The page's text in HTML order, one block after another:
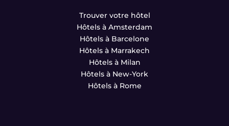
Trouver votre hôtel
Hôtels à Amsterdam
Hôtels à Barcelone
Hôtels à Marrakech
Hôtels à Milan
Hôtels à New-York
Hôtels à Rome